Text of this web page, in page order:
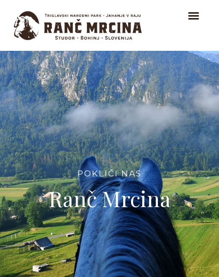
DOMOV
TERENSKO JAHANJE
JAHANJE ZA ZAČETNIKE IN NAJMLAJŠE
ISLANDSKI KONJI
O NAS
KONTAKT
ŠTALA NA RANČU
KJE SMO
POKLIČI NAS
Ranč Mrcina